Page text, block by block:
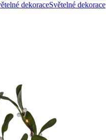
dekoraceSvětelné dekorace